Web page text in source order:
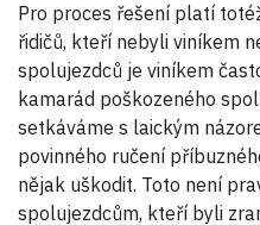
Pro proces řešení platí
řidičů, kteří nebyli viníkem
spolujezdců je viníkem
kamarád poškozeného
setkáváme s laickým
povinného ručení
nějak uškodit. Toto není
spolujezdcům, kteří byli